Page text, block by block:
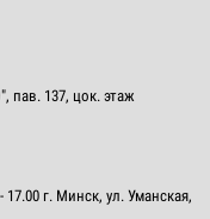
пав. 137, цок. этаж
17.00 г. Минск, ул. Уманская,